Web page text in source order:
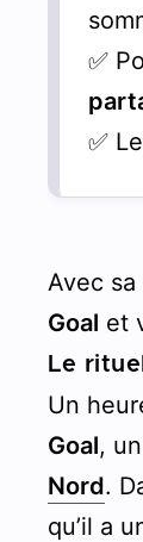
✅
✅
Avec sa
Goal et
Le
Un
Goal,
Nord.
qu’il a